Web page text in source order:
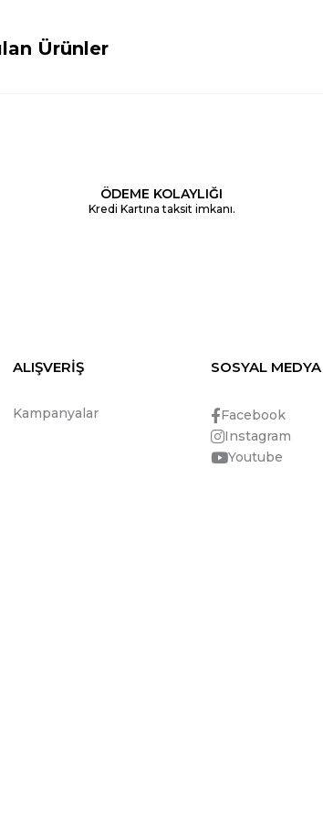
Ürünler
ÖDEME KOLAYLIĞI
Kredi Kartına taksit imkanı.
ALIŞVERİŞ
Kampanyalar
SOSYAL MEDYA
Facebook
Instagram
Youtube